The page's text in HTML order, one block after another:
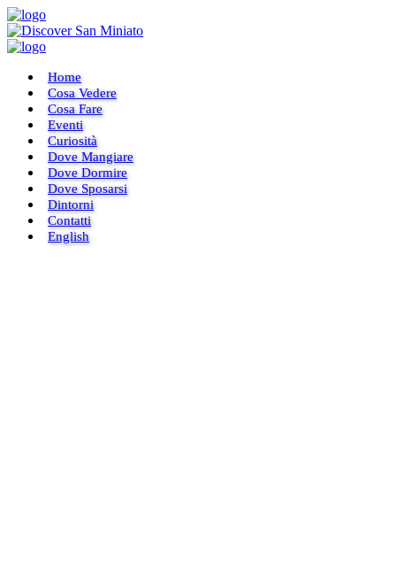
Home
Cosa Vedere
Cosa Fare
Eventi
Curiosità
Dove Mangiare
Dove Dormire
Dove Sposarsi
Dintorni
Contatti
English